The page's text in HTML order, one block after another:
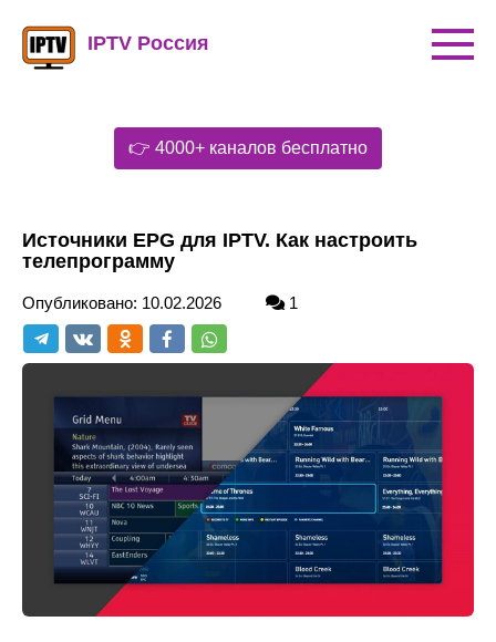
контенту
IPTV Россия
👉 4000+ каналов бесплатно
Источники EPG для IPTV. Как настроить
телепрограмму
Опубликовано: 10.02.2026 1